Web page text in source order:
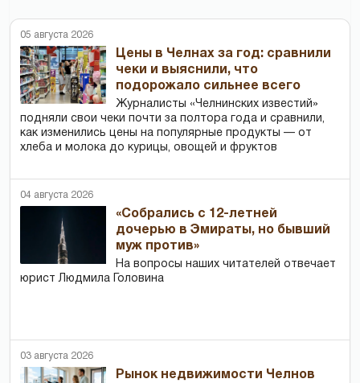
05 августа 2026
Цены в Челнах за год: сравнили
чеки и выяснили, что
подорожало сильнее всего
Журналисты «Челнинских известий»
подняли свои чеки почти за полтора года и сравнили,
как изменились цены на популярные продукты — от
хлеба и молока до курицы, овощей и фруктов
04 августа 2026
«Собрались с 12-летней
дочерью в Эмираты, но бывший
муж против»
На вопросы наших читателей отвечает
юрист Людмила Головина
03 августа 2026
Рынок недвижимости Челнов